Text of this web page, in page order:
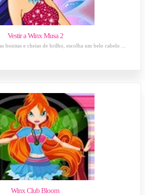
Vestir a Winx Musa 2
bonitas e cheias de brilho, escolha um belo cabelo ...
Winx Club Bloom